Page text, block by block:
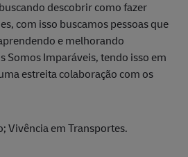
descobrir como fazer
com isso buscamos pessoas que
e melhorando
Somos Imparáveis, tendo isso em
estreita colaboração com os
Vivência em Transportes.